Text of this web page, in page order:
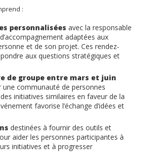
:
personnalisées avec la responsable
adaptées aux
et de son projet. Ces rendez-
aux questions stratégiques et
de groupe entre mars et juin
communauté de personnes
initiatives similaires en faveur de la
favorise l’échange d’idées et
destinées à fournir des outils et
aider les personnes participantes à
initiatives et à progresser